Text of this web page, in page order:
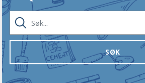
SØK...
SØK